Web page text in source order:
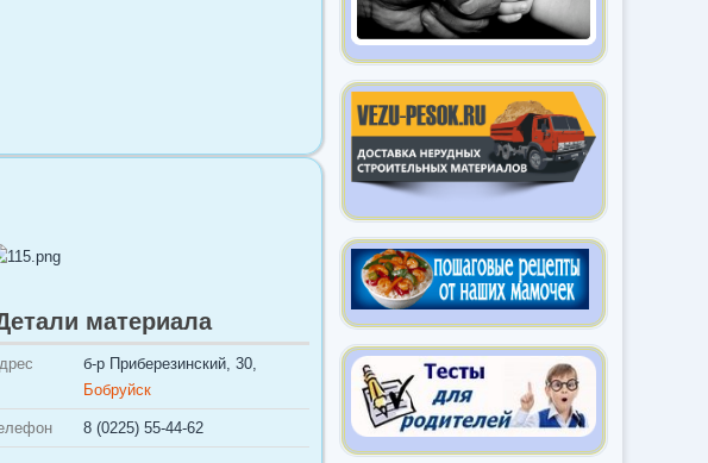
материала
б-р Приберезинский, 30,
Бобруйск
8 (0225) 55-44-62